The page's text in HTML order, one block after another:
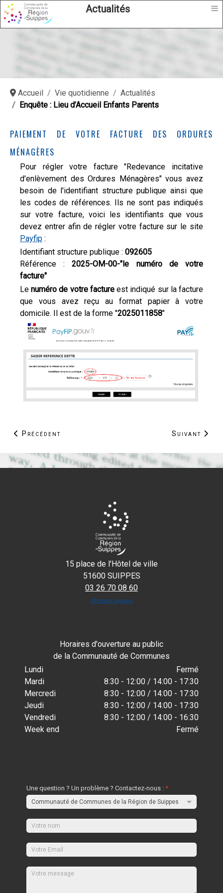
Actualités ≡
Accueil Vie quotidienne
Actualités
Enquête : Lieu d’Accueil Enfants Parents
PAIEMENT DE VOTRE FACTURE DES ORDURES
MÉNAGÈRES
Pour régler votre facture "Redevance incitative
d'enlèvement des Ordures Ménagères" vous avez
besoin de l'identifiant structure publique ainsi que
les codes de références. Ils ne sont pas indiqués
sur votre facture, voici les identifiants que vous
devez entrer afin de régler votre facture sur le site
Payfip :
Identifiant structure publique : 092605
Référence : 2025-OM-00-"le numéro de votre
facture"
Lenuméro de votre factureest indiqué sur la facture
que vous avez reçu au format papier à votre
domicile. Il est de la forme "2025011858"
Article précédent : Notre SIRET a changé !
Précédent Article
Suivant
15 place de l'Hôtel de ville
51600 SUIPPES
03 26 70 08 60
Mentions légales
Horaires d'ouverture au public
de la Communauté de Communes
Lundi
Fermé
Mardi
8:30 - 12:00 / 14:00 - 17:30
Mercredi
8:30 - 12:00 / 14:00 - 17:30
Jeudi
8:30 - 12:00 / 14:00 - 17:30
Vendredi
8:30 - 12:00 / 14:00 - 16:30
Week end
Fermé
Une question ? Un problème ? Contactez-nous :*